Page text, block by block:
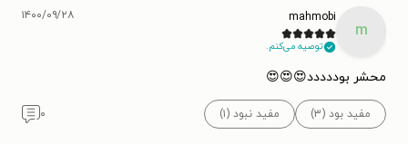
m
mahmobi
توصیه می‌کنم.
۱۴۰۰/۰۹/۲۸
محشر بوددددد😍😍😍
مفید بود (۳) مفید نبود (۱) ۰